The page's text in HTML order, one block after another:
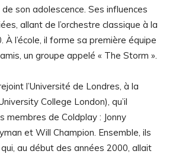
son adolescence. Ses influences
allant de l’orchestre classique à la
À l’école, il forme sa première équipe
un groupe appelé « The Storm ».
l’Université de Londres, à la
College London), qu’il
membres de Coldplay : Jonny
et Will Champion. Ensemble, ils
au début des années 2000, allait